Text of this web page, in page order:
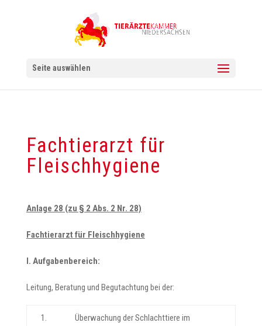
Seite auswählen
Fachtierarzt für
Fleischhygiene
Anlage 28 (zu § 2 Abs. 2 Nr. 28)
Fachtierarzt für Fleischhygiene
I. Aufgabenbereich:
Leitung, Beratung und Begutachtung bei der:
1.
Überwachung der Schlachttiere im